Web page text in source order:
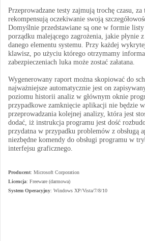
Przeprowadzane testy zajmują trochę czasu,
rekompensują oczekiwanie swoją
Domyślnie przedstawiane są one w formie
porządku malejącego zagrożenia, jakie płynie
danego elementu systemu. Przy każdej
klawisz, po użyciu którego otrzymamy
zabezpieczeniach luka może zostać załatana.
Wygenerowany raport można skopiować do
najważniejsze automatycznie jest on
poziomu historii analiz w głównym oknie
przypadkowe zamknięcie aplikacji nie będzie
przeprowadzania kolejnej analizy, która jest
dodać, iż instrukcja programu jest dość
przydatna w przypadku problemów z obsługą
niezbędne komendy do obsługi programu w
interfejsu graficznego.
Producent: Microsoft Corporation
Licencja: Freeware (darmowa)
System Operacyjny: Windows XP/Vista/7/8/10